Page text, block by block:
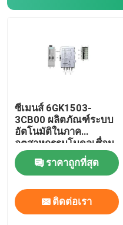
รีเลย์ควบคุมอุตสาหกรรม
ตัวแปรอินเวอร์เตอร์ได
ฟิวส์ความปลอดภัยทางไ
แหล่งจ่ายไฟสลับโหมด
ซีเมนส์ 6GK1503-
3CB00 ผลิตภัณฑ์ระบบ
อัตโนมัติในภาค
อุตสาหกรรมโมดูลเชื่อม
ต่อใยแก้วนำแสง
PROFIBUSราคาถูกที่สุด
ติดต่อเรา